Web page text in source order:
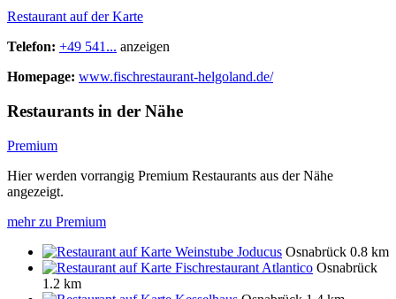
Restaurant auf der Karte
Telefon: +49 541... anzeigen
Homepage: www.fischrestaurant-helgoland.de/
Restaurants in der Nähe
Premium
Hier werden vorrangig Premium Restaurants aus der Nähe
angezeigt.
mehr zu Premium
Weinstube Joducus Osnabrück 0.8 km
Fischrestaurant Atlantico Osnabrück
1.2 km